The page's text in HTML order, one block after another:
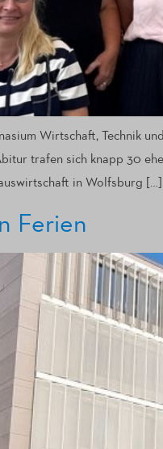
Wirtschaft, Technik
trafen sich knapp 30
in Wolfsburg […]
Ferien